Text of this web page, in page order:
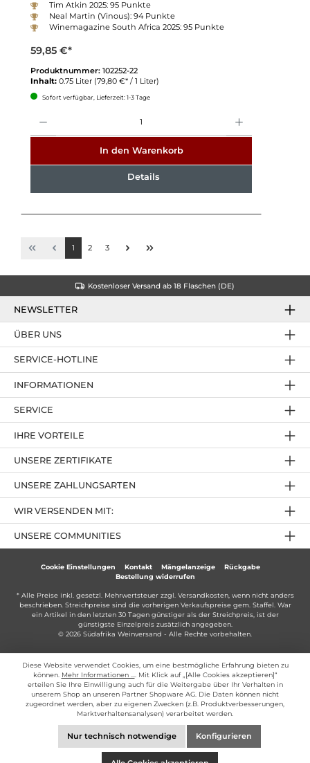
Tim Atkin 2025: 95 Punkte
Neal Martin (Vinous): 94 Punkte
Winemagazine South Africa 2025: 95 Punkte
59,85 €*
Produktnummer: 102252-22
Inhalt: 0.75 Liter (79,80 €* / 1 Liter)
Sofort verfügbar, Lieferzeit: 1-3 Tage
In den Warenkorb
Details
1 2 3
Kostenloser Versand ab 18 Flaschen (DE)
NEWSLETTER
SERVICE-HOTLINE
IHRE VORTEILE
UNSERE ZAHLUNGSARTEN
ÜBER UNS
UNSERE ZERTIFIKATE
INFORMATIONEN
SERVICE
UNSERE COMMUNITIES
WIR VERSENDEN MIT:
Cookie Einstellungen Kontakt Mängelanzeige
Rückgabe
Bestellung widerrufen
* Alle Preise inkl. gesetzl. Mehrwertsteuer zzgl. Versandkosten, wenn nicht anders
beschrieben. Streichpreise sind die vorherigen Verkaufspreise gem. Staffel. War
ein Artikel in den letzten 30 Tagen günstiger als der Streichpreis, ist der
günstigste Einzelpreis zusätzlich angegeben.
© 2026 Südafrika Weinversand - Alle Rechte vorbehalten.
Diese Website verwendet Cookies, um eine bestmögliche Erfahrung bieten zu
können. Mehr Informationen ...
. Mit Klick auf „[Alle Cookies akzeptieren]“
erteilen Sie Ihre Einwilligung auch für die Weitergabe über Ihr Verhalten in
unserem Shop an unseren Partner Shopware AG. Die Daten können nicht
zugeordnet werden, aber zu eigenen Zwecken (z.B. Produktverbesserungen,
Marktverhaltensanalysen) verarbeitet werden.
Nur technisch notwendige Konfigurieren